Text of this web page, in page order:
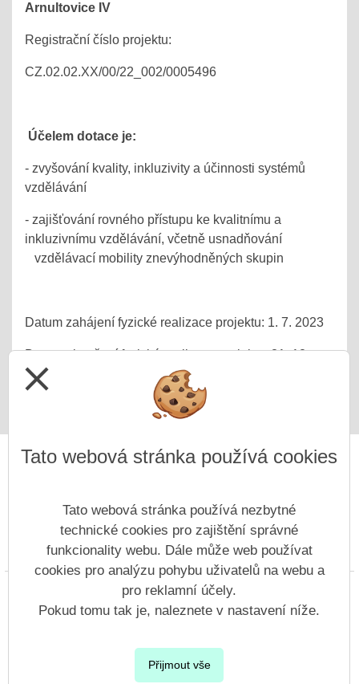
Arnultovice IV
Registrační číslo projektu:
CZ.02.02.XX/00/22_002/0005496
Účelem dotace je:
- zvyšování kvality, inkluzivity a účinnosti systémů
vzdělávání
- zajišťování rovného přístupu ke kvalitnímu a
inkluzivnímu vzdělávání, včetně usnadňování
vzdělávací mobility znevýhodněných skupin
Datum zahájení fyzické realizace projektu: 1. 7. 2023
Datum ukončení fyzické realizace projektu: 31. 12.
2025
Prohlášení o přístupnosti Mapa webu Cookies
Copyright © 2022 - 2023 ZŠ Nový Bor, Generála Svobody &
Vitalex Group- Tvorba školních webů
| Na redakčním systému
close
Tato webová stránka používá cookies
Tato webová stránka používá nezbytné
technické cookies pro zajištění správné
funkcionality webu. Dále může web používat
cookies pro analýzu pohybu uživatelů na webu a
pro reklamní účely.
Pokud tomu tak je, naleznete v nastavení níže.
Přijmout vše